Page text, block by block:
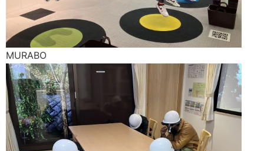
MURABO